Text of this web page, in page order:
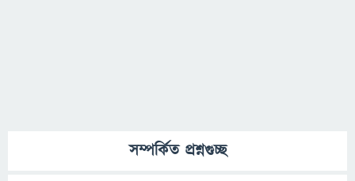
সম্পর্কিত প্রশ্নগুচ্ছ